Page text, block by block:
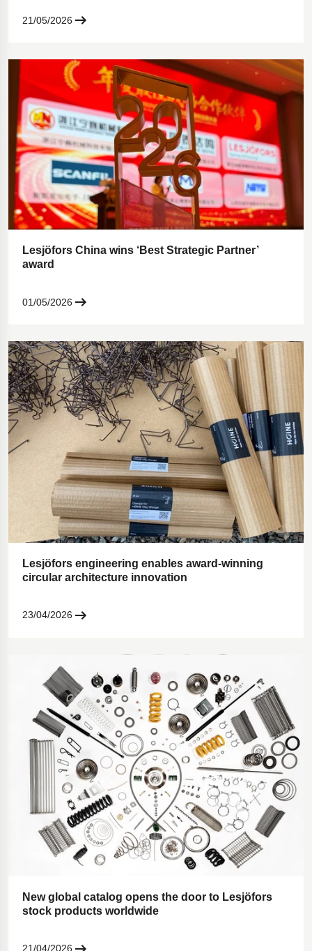
21/05/2026
Lesjöfors China wins ‘Best Strategic Partner’
award
01/05/2026
Lesjöfors engineering enables award-winning
circular architecture innovation
23/04/2026
New global catalog opens the door to Lesjöfors
stock products worldwide
21/04/2026